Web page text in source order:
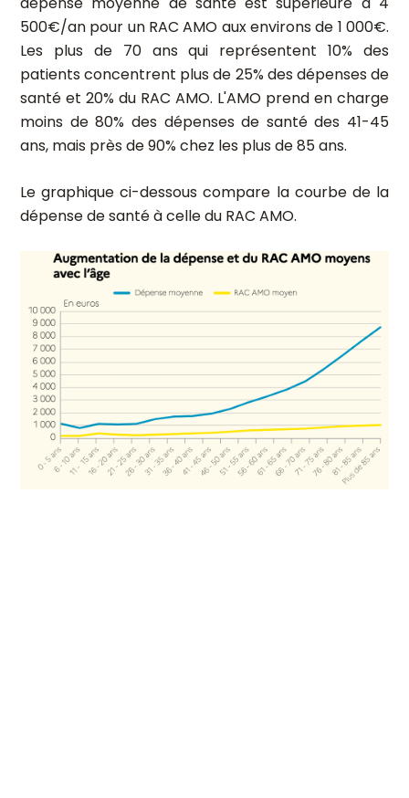
500€/an pour un RAC AMO aux environs de 1 000€.
Les plus de 70 ans qui représentent 10% des
patients concentrent plus de 25% des dépenses de
santé et 20% du RAC AMO. L'AMO prend en charge
moins de 80% des dépenses de santé des 41-45
ans, mais près de 90% chez les plus de 85 ans.
Le graphique ci-dessous compare la courbe de la
dépense de santé à celle du RAC AMO.